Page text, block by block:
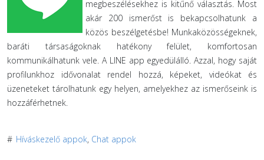
megbeszélésekhez is kitűnő választás. Most
akár 200 ismerőst is bekapcsolhatunk a
közös beszélgetésbe! Munkaközösségeknek,
baráti társaságoknak hatékony felület, komfortosan
kommunikálhatunk vele. A LINE app egyedülálló. Azzal, hogy saját
profilunkhoz idővonalat rendel hozzá, képeket, videókat és
üzeneteket tárolhatunk egy helyen, amelyekhez az ismerőseink is
hozzáférhetnek.
# Híváskezelő appok, Chat appok